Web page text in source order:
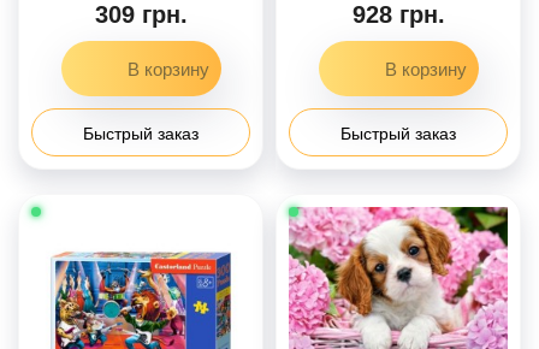
309 грн.
Быстрый заказ
928 грн.
Быстрый заказ